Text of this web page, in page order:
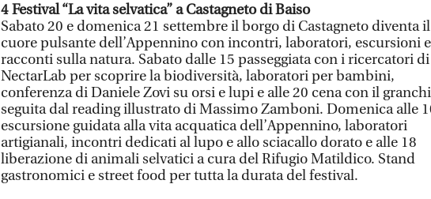
4 Festival “La vita selvatica” a Castagneto di Baiso
Sabato 20 e domenica 21 settembre il borgo di Castagneto diventa il
cuore pulsante dell’Appennino con incontri, laboratori, escursioni e
racconti sulla natura. Sabato dalle 15 passeggiata con i ricercatori di
NectarLab per scoprire la biodiversità, laboratori per bambini,
conferenza di Daniele Zovi su orsi e lupi e alle 20 cena con il
seguita dal reading illustrato di Massimo Zamboni. Domenica alle
escursione guidata alla vita acquatica dell’Appennino, laboratori
artigianali, incontri dedicati al lupo e allo sciacallo dorato e alle 18
liberazione di animali selvatici a cura del Rifugio Matildico. Stand
gastronomici e street food per tutta la durata del festival.